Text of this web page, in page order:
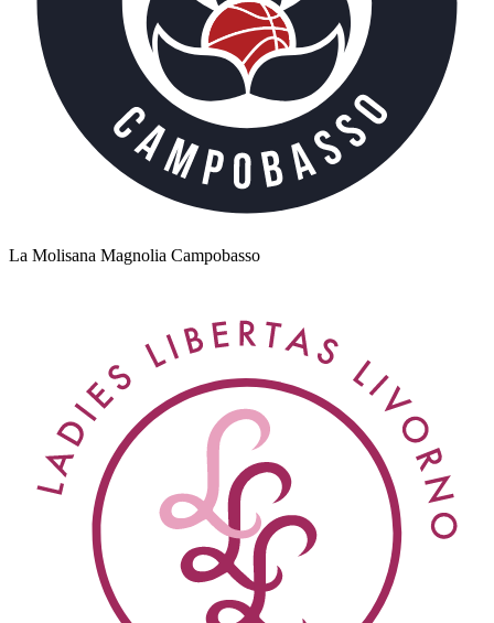
La Molisana Magnolia Campobasso